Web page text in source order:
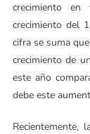
crecimiento
crecimiento del
cifra se suma
crecimiento de
este año
debe este
Recientemente,